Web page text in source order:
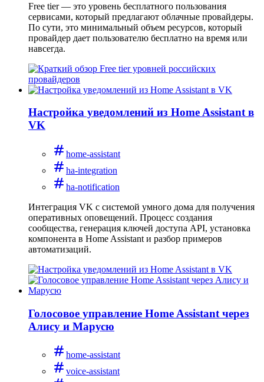
Free tier — это уровень бесплатного пользования
сервисами, который предлагают облачные провайдеры.
По сути, это минимальный объем ресурсов, который
провайдер дает пользователю бесплатно на время или
навсегда.
Настройка уведомлений из Home Assistant в
VK
home-assistant
ha-integration
ha-notification
Интеграция VK с системой умного дома для получения
оперативных оповещений. Процесс создания
сообщества, генерация ключей доступа API, установка
компонента в Home Assistant и разбор примеров
автоматизаций.
Голосовое управление Home Assistant через
Алису и Марусю
home-assistant
voice-assistant